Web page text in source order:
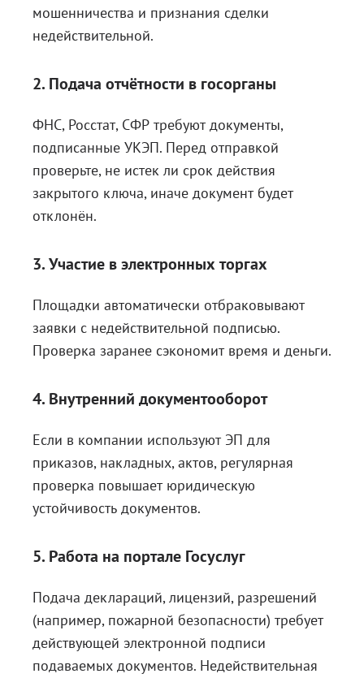
мошенничества и признания сделки
недействительной.
2. Подача отчётности в госорганы
ФНС, Росстат, СФР требуют документы,
подписанные УКЭП. Перед отправкой
проверьте, не истек ли срок действия
закрытого ключа, иначе документ будет
отклонён.
3. Участие в электронных торгах
Площадки автоматически отбраковывают
заявки с недействительной подписью.
Проверка заранее сэкономит время и деньги.
4. Внутренний документооборот
Если в компании используют ЭП для
приказов, накладных, актов, регулярная
проверка повышает юридическую
устойчивость документов.
5. Работа на портале Госуслуг
Подача деклараций, лицензий, разрешений
(например, пожарной безопасности) требует
действующей электронной подписи
подаваемых документов. Недействительная